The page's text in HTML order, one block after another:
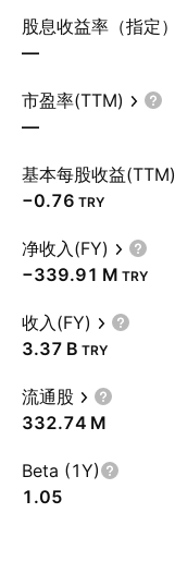
股息收益率（指定）
—
市盈率(TTM)
—
基本每股收益(TTM)
−0.76 TRY
净收入(FY)
‪−339.91 M‬ TRY
收入(FY)
‪3.37 B‬ TRY
流通股
‪332.74 M‬
Beta (1Y)
1.05